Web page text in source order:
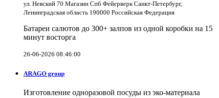
ул. Невский 70 Магазин Спб Фейерверк Санкт-Петербург,
Ленинградская область 190000 Российская Федерация
Батареи салютов до 300+ залпов из одной коробки на 15
минут восторга
26-06-2026 08:46:00
ARAGO group
Изготовление одноразовой посуды из эко-материала